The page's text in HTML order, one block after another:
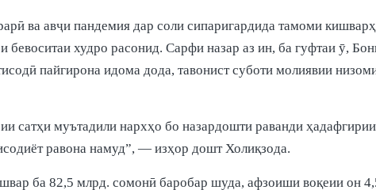
ва авҷи пандемия дар соли сипаригардида тамоми
худро расонид. Сарфи назар аз ин, ба гуфтаи ӯ,
пайгирона идома дода, тавонист суботи молиявии
сатҳи муътадили нархҳо бо назардошти раванди
равона намуд”, — изҳор дошт Холиқзода.
ба 82,5 млрд. сомонӣ баробар шуда, афзоиши воқеии он